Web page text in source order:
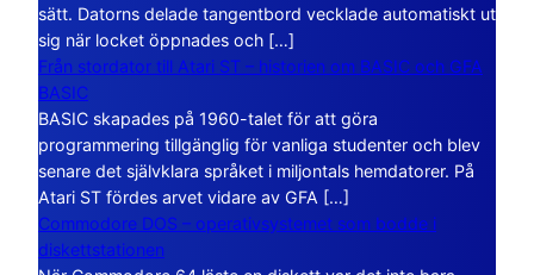
sätt. Datorns delade tangentbord vecklade automatiskt ut
sig när locket öppnades och […]
Från stordator till Atari ST – historien om BASIC och GFA
BASIC
BASIC skapades på 1960-talet för att göra
programmering tillgänglig för vanliga studenter och blev
senare det självklara språket i miljontals hemdatorer. På
Atari ST fördes arvet vidare av GFA […]
Commodore DOS – operativsystemet som bodde i
diskettstationen